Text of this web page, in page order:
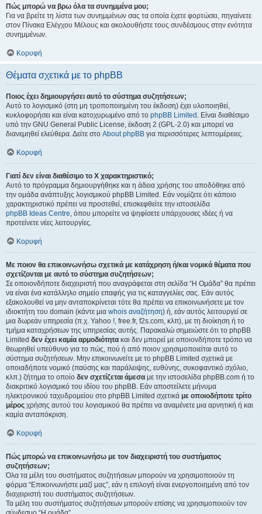
Πώς μπορώ να βρω όλα τα συνημμένα μου;
Για να βρείτε τη λίστα των συνημμένων σας τα οποία έχετε φορτώσει, πηγαίνετε
στον Πίνακα Ελέγχου Μέλους και ακολουθήστε τους συνδέσμους στην ενότητα
συνημμένων.
Κορυφή
Θέματα σχετικά με το phpBB
Ποιος έχει δημιουργήσει αυτό το σύστημα συζητήσεων;
Αυτό το λογισμικό (στη μη τροποποιημένη του έκδοση) έχει υλοποιηθεί,
κυκλοφορήσει και είναι κατοχυρωμένο από το phpBB Limited . Είναι διαθέσιμο
υπό την GNU General Public License, έκδοση 2 (GPL-2.0) και μπορεί να
διανεμηθεί ελεύθερα. Δείτε στο About phpBB για περισσότερες λεπτομέρειες.
Κορυφή
Γιατί δεν είναι διαθέσιμο το Χ χαρακτηριστικό;
Αυτό το πρόγραμμα δημιουργήθηκε και η άδεια χρήσης του αποδόθηκε από
την ομάδα ανάπτυξης λογισμικού phpBB Limited. Εάν νομίζετε ότι κάποιο
χαρακτηριστικό πρέπει να προστεθεί, επισκεφθείτε την ιστοσελίδα
phpBB Ideas Centre, όπου μπορείτε να ψηφίσετε υπάρχουσες ιδέες ή να
προτείνετε νέες λειτουργίες.
Κορυφή
Με ποιον θα επικοινωνήσω σχετικά με κατάχρηση ή/και νομικά θέματα που
σχετίζονται με αυτό το σύστημα συζητήσεων;
Σε οποιονδήποτε διαχειριστή που αναγράφεται στη σελίδα “Η Ομάδα” θα πρέπει
να είναι ένα κατάλληλο σημείο επαφής για τις καταγγελίες σας. Εάν αυτός
εξακολουθεί να μην ανταποκρίνεται τότε θα πρέπει να επικοινωνήσετε με τον
ιδιοκτήτη του domain (κάντε μια whois αναζήτηση) ή, εάν αυτός λειτουργεί σε
μια δωρεάν υπηρεσία (π.χ. Yahoo !, free.fr, f2s.com, κλπ), με τη διοίκηση ή το
τμήμα καταχρήσεων της υπηρεσίας αυτής. Παρακαλώ σημειώστε ότι το phpBB
Limited δεν έχει καμία αρμοδιότητα και δεν μπορεί με οποιονδήποτε τρόπο να
θεωρηθεί υπεύθυνο για το πώς, πού ή από ποιον χρησιμοποιείται αυτό το
σύστημα συζητήσεων. Μην επικοινωνείτε με το phpBB Limited σχετικά με
οποιαδήποτε νομικό (παύσης και παράλειψης, ευθύνης, συκοφαντικό σχόλιο,
κλπ.) ζήτημα το οποίο δεν σχετίζεται άμεσα με την ιστοσελίδα phpBB.com ή το
διακριτικό λογισμικό του ιδίου του phpBB. Εάν αποστείλετε μήνυμα
ηλεκτρονικού ταχυδρομείου στο phpBB Limited σχετικά με οποιοδήποτε τρίτο
μέρος χρήσης αυτού του λογισμικού θα πρέπει να αναμένετε μια αρνητική ή και
καμία ανταπόκριση.
Κορυφή
Πώς μπορώ να επικοινωνήσω με τον διαχειριστή του συστήματος
συζητήσεων;
Όλα τα μέλη του συστήματος συζητήσεων μπορούν να χρησιμοποιούν τη
φόρμα “Επικοινωνήστε μαζί μας”, εάν η επιλογή είναι ενεργοποιημένη από τον
διαχειριστή του συστήματος συζητήσεων.
Τα μέλη του συστήματος συζητήσεων μπορούν επίσης να χρησιμοποιούν τον